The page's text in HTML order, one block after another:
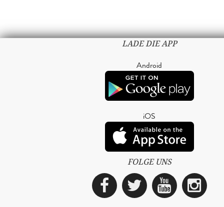
LADE DIE APP
Android
iOS
FOLGE UNS
Facebook
Twitter